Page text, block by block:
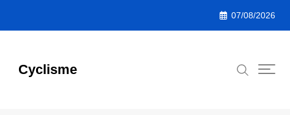
07/08/2026
Cyclisme